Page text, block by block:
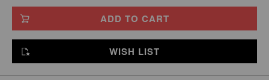
SKINNY
72 67 58
58.5
FAT
75 70
JUMBO
78 73 64 63.5
ADD TO CART
WISH LIST